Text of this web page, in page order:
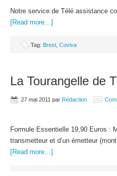
Notre service de Télé assistance
[Read more…]
Tag: Brest Coviva
La Tourangelle de
27 mai 2011 par Rédaction
Formule Essentielle 19,90 Euros :
transmetteur et d’un émetteur
[Read more…]